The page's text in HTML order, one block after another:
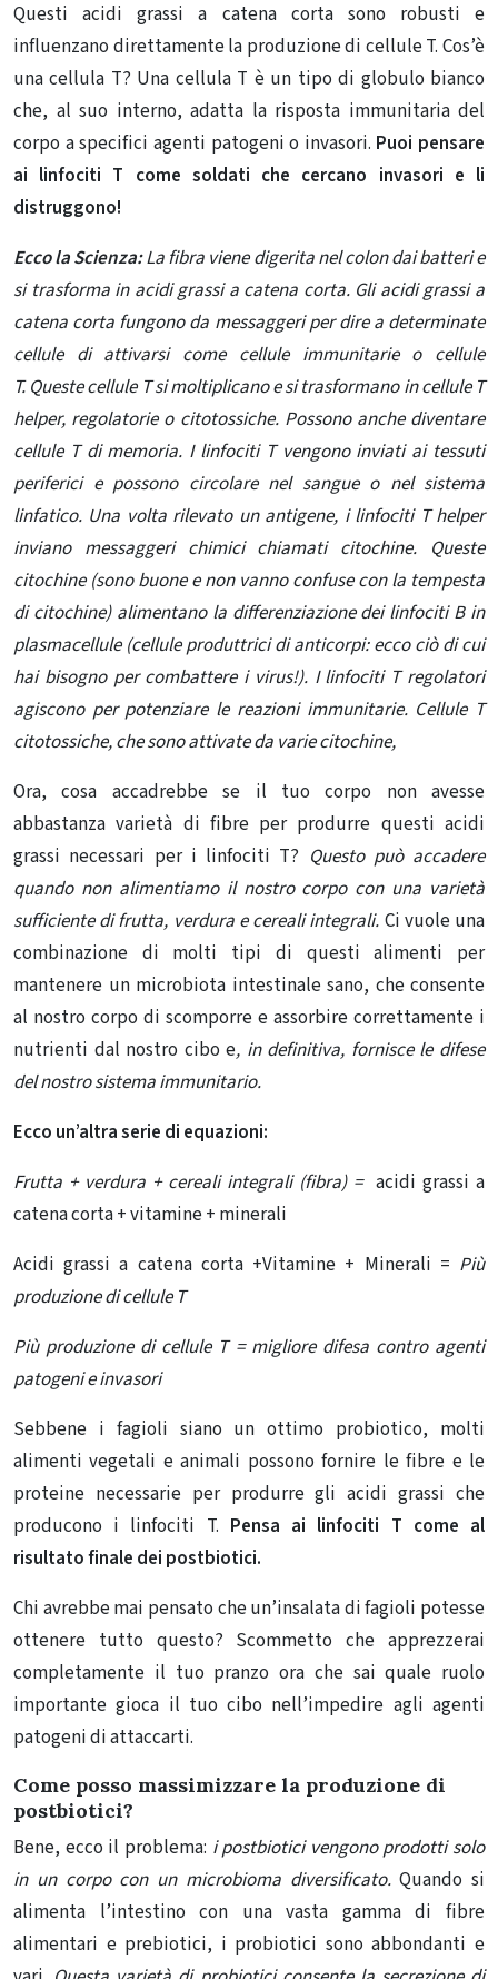
Questi acidi grassi a catena corta sono robusti e
influenzano direttamente la produzione di cellule T. Cos’è
una cellula T? Una cellula T è un tipo di globulo bianco
che, al suo interno, adatta la risposta immunitaria del
corpo a specifici agenti patogeni o invasori. Puoi pensare
ai linfociti T come soldati che cercano invasori e li
distruggono!
Ecco la Scienza:La fibra viene digerita nel colon dai batteri e
si trasforma in acidi grassi a catena corta. Gli acidi grassi a
catena corta fungono da messaggeri per dire a determinate
cellule di attivarsi come cellule immunitarie o cellule
T. Queste cellule T si moltiplicano e si trasformano in cellule T
helper, regolatorie o citotossiche. Possono anche diventare
cellule T di memoria. I linfociti T vengono inviati ai tessuti
periferici e possono circolare nel sangue o nel sistema
linfatico. Una volta rilevato un antigene, i linfociti T helper
inviano messaggeri chimici chiamati citochine. Queste
citochine (sono buone e non vanno confuse con la tempesta
di citochine) alimentano la differenziazione dei linfociti B in
plasmacellule (cellule produttrici di anticorpi: ecco ciò di cui
hai bisogno per combattere i virus!). I linfociti T regolatori
agiscono per potenziare le reazioni immunitarie. Cellule T
citotossiche, che sono attivate da varie citochine,
Ora, cosa accadrebbe se il tuo corpo non avesse
abbastanza varietà di fibre per produrre questi acidi
grassi necessari per i linfociti T? Questo può accadere
quando non alimentiamo il nostro corpo con una varietà
sufficiente di frutta, verdura e cereali integrali. Ci vuole una
combinazione di molti tipi di questi alimenti per
mantenere un microbiota intestinale sano, che consente
al nostro corpo di scomporre e assorbire correttamente i
nutrienti dal nostro cibo e, in definitiva, fornisce le difese
del nostro sistema immunitario.
Ecco un’altra serie di equazioni:
Frutta + verdura + cereali integrali (fibra) =acidi grassi a
catena corta + vitamine + minerali
Acidi grassi a catena corta +Vitamine + Minerali = Più
produzione di cellule T
Più produzione di cellule T = migliore difesa contro agenti
patogeni e invasori
Sebbene i fagioli siano un ottimo probiotico, molti
alimenti vegetali e animali possono fornire le fibre e le
proteine ​​necessarie per produrre gli acidi grassi che
producono i linfociti T. Pensa ai linfociti T come al
risultato finale dei postbiotici.
Chi avrebbe mai pensato che un’insalata di fagioli potesse
ottenere tutto questo? Scommetto che apprezzerai
completamente il tuo pranzo ora che sai quale ruolo
importante gioca il tuo cibo nell’impedire agli agenti
patogeni di attaccarti.
Come posso massimizzare la produzione di
postbiotici?
Bene, ecco il problema: i postbiotici vengono prodotti solo
in un corpo con un microbioma diversificato.Quando si
alimenta l’intestino con una vasta gamma di fibre
alimentari e prebiotici, i probiotici sono abbondanti e